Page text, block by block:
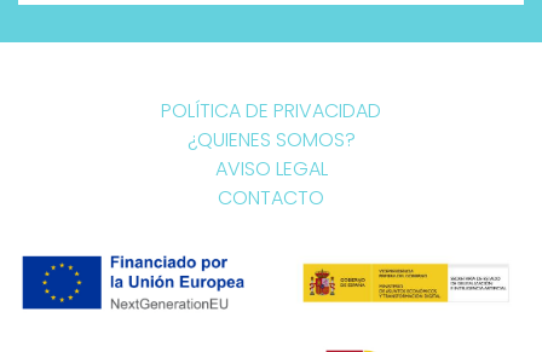
POLÍTICA DE PRIVACIDAD
¿QUIENES SOMOS?
AVISO LEGAL
CONTACTO